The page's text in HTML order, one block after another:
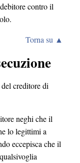
contro il
Torna su ▲
creditore di
neghi che il
lo legittimi a
eccepisca che il